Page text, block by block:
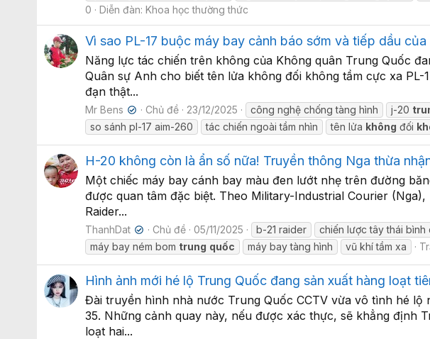
0
Diễn đàn: Khoa học thường thức
Vì sao PL-17 buộc máy bay cảnh báo sớm và tiếp dầu
Năng lực tác chiến trên không của Không quân Trung Quốc
Quân sự Anh cho biết tên lửa không đối không tầm cực xa
đạn thật...
Mr Bens ✔ Chủ đề 23/12/2025 công nghệ chống tàng hình j-20
so sánh pl-17 aim-260
tác chiến ngoài tầm nhìn tên lửa không đối
H-20 không còn là ẩn số nữa! Truyền thông Nga thừa
Một chiếc máy bay cánh bay màu đen lướt nhẹ trên đường
được quan tâm đặc biệt. Theo Military-Industrial Courier
Raider...
ThanhDat ✔ Chủ đề 05/11/2025 b-21 raider chiến lược tây thái bình
máy bay ném bom trung quốc máy bay tàng hình vũ khí tầm xa
Hình ảnh mới hé lộ Trung Quốc đang sản xuất hàng loạt
Đài truyền hình nhà nước Trung Quốc CCTV vừa vô tình hé
35. Những cảnh quay này, nếu được xác thực, sẽ khẳng định
loạt hai...